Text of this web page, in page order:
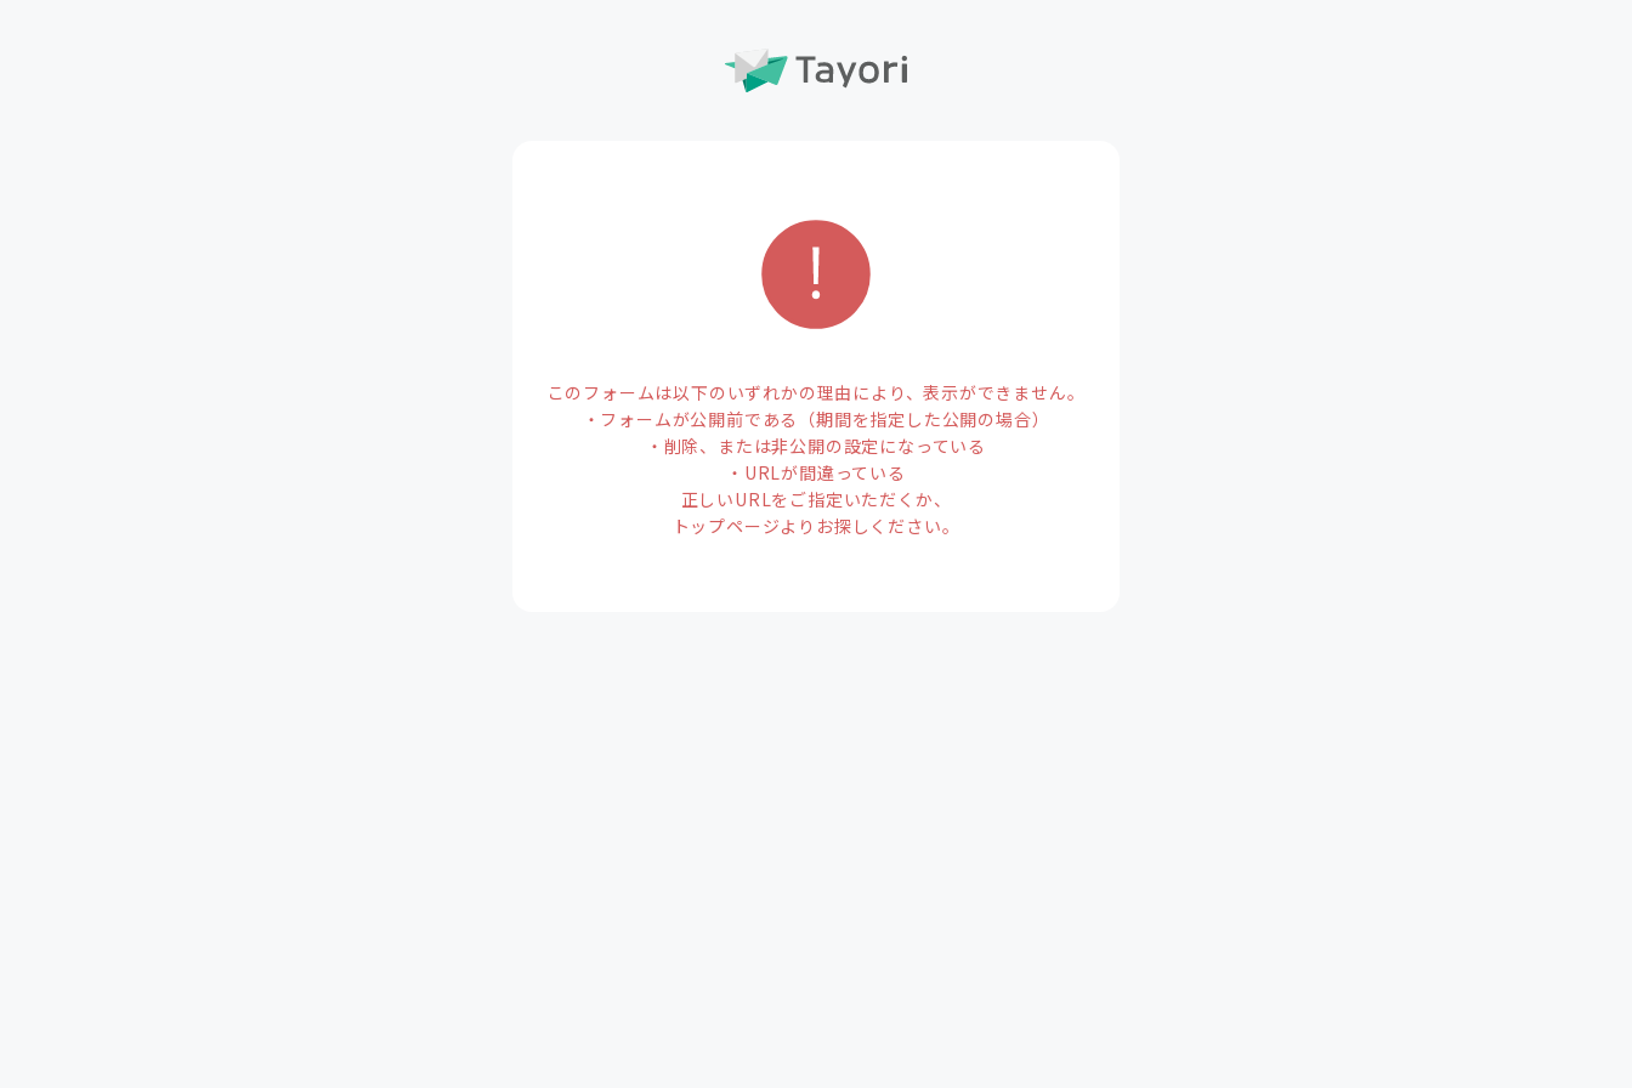
このフォームは以下のいずれかの理由により、表示ができません。
・フォームが公開前である（期間を指定した公開の場合）
・削除、または非公開の設定になっている
・URLが間違っている
正しいURLをご指定いただくか、
トップページよりお探しください。